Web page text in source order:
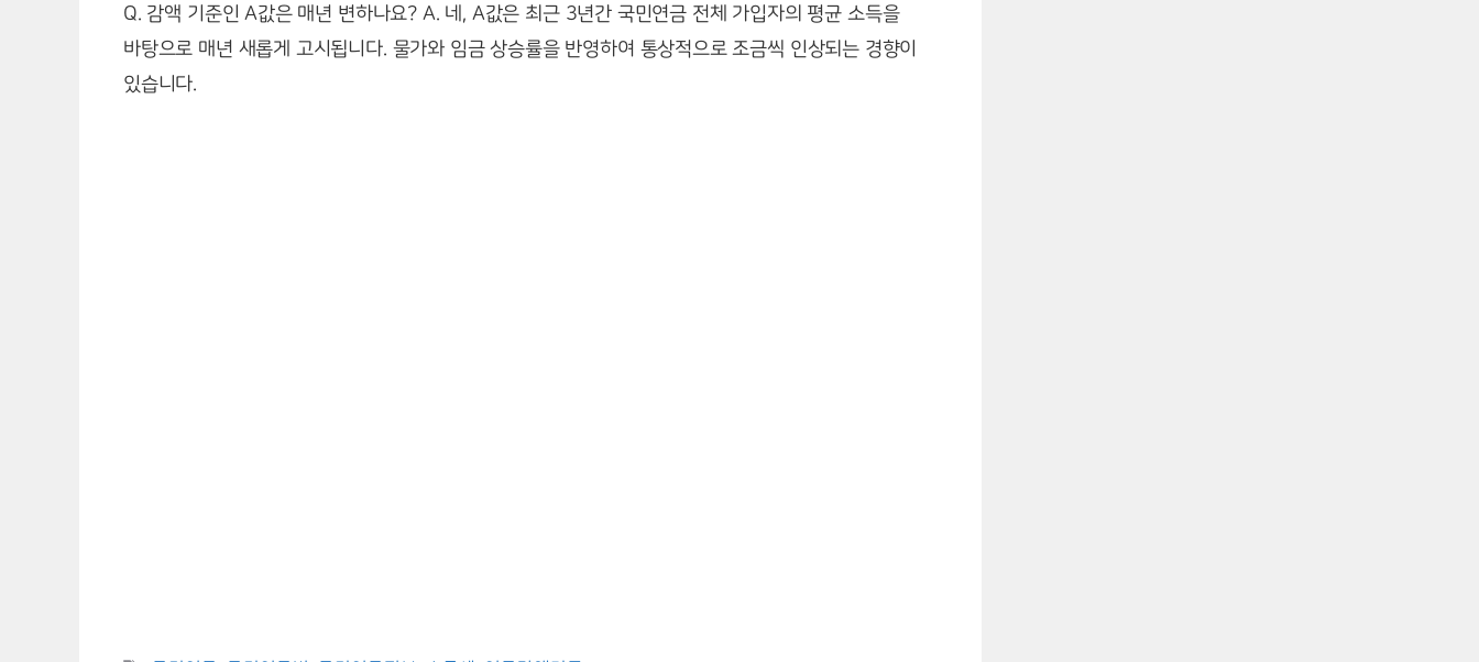
Q. 감액 기준인 A값은 매년 변하나요? A. 네, A값은 최근 3년간 국민연금 전체 가입자의 평균 소득을
바탕으로 매년 새롭게 고시됩니다. 물가와 임금 상승률을 반영하여 통상적으로 조금씩 인상되는 경향이
있습니다.